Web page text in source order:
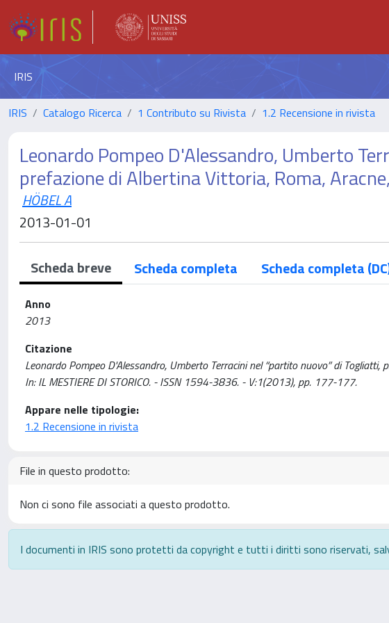
IRIS
IRIS Catalogo Ricerca 1 Contributo su Rivista 1.2 Recensione in rivista
Leonardo Pompeo D'Alessandro, Umberto
prefazione di Albertina Vittoria, Roma,
HÖBEL A
2013-01-01
Scheda breve Scheda completa Scheda completa
Anno
2013
Citazione
Leonardo Pompeo D'Alessandro, Umberto Terracini nel “partito nuovo” di
In: IL MESTIERE DI STORICO. - ISSN 1594-3836. - V:1(2013), pp. 177-177.
Appare nelle tipologie:
1.2 Recensione in rivista
File in questo prodotto:
Non ci sono file associati a questo prodotto.
I documenti in IRIS sono protetti da copyright e tutti i diritti sono riservati,